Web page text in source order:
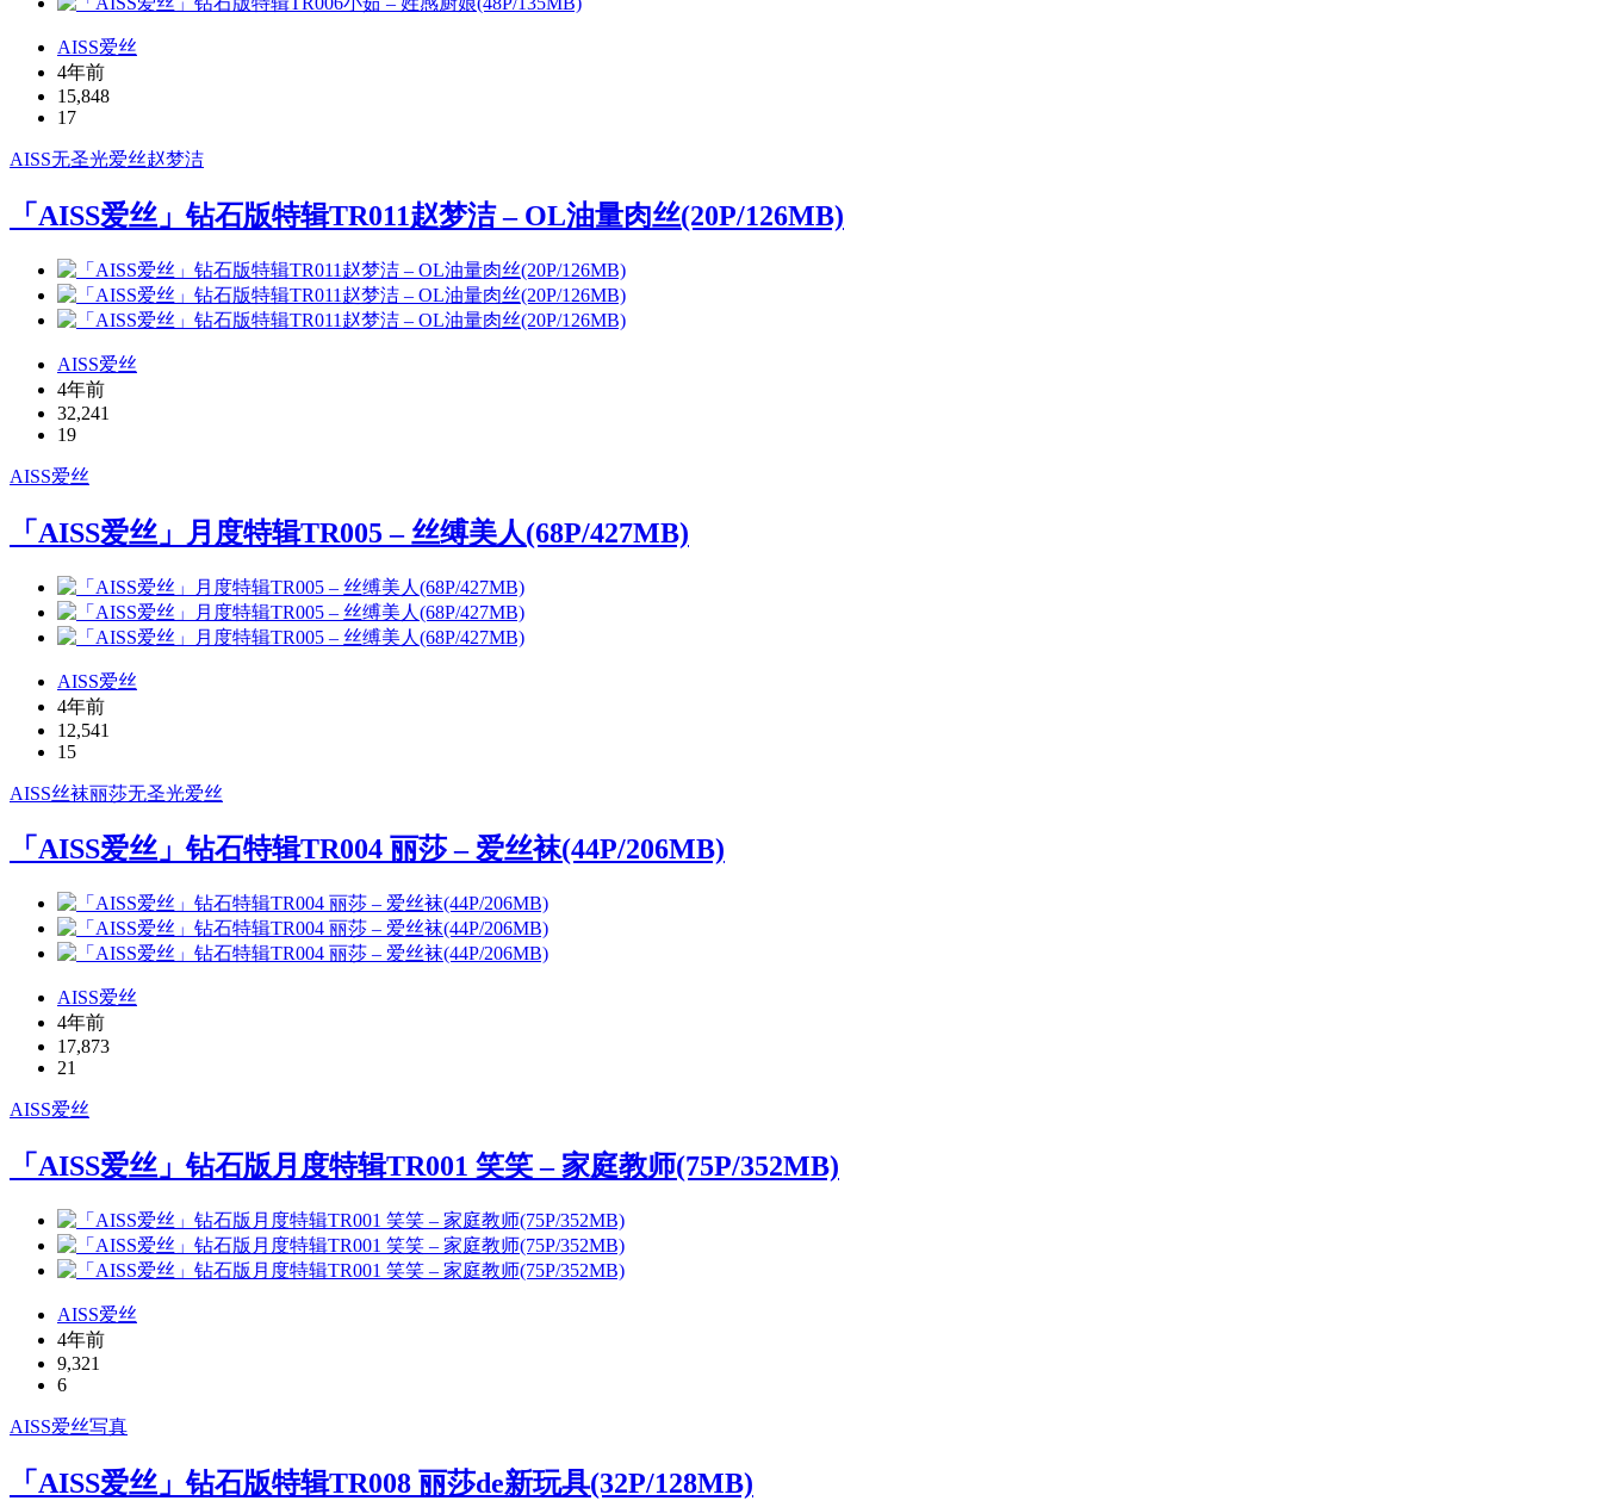
AISS爱丝
4年前
15,848
17
AISS无圣光爱丝赵梦洁
「AISS爱丝」钻石版特辑TR011赵梦洁 – OL油量肉丝(20P/126MB)
AISS爱丝
4年前
32,241
19
AISS爱丝
「AISS爱丝」月度特辑TR005 – 丝缚美人(68P/427MB)
AISS爱丝
4年前
12,541
15
AISS丝袜丽莎无圣光爱丝
「AISS爱丝」钻石特辑TR004 丽莎 – 爱丝袜(44P/206MB)
AISS爱丝
4年前
17,873
21
AISS爱丝
「AISS爱丝」钻石版月度特辑TR001 笑笑 – 家庭教师(75P/352MB)
AISS爱丝
4年前
9,321
6
AISS爱丝写真
「AISS爱丝」钻石版特辑TR008 丽莎de新玩具(32P/128MB)